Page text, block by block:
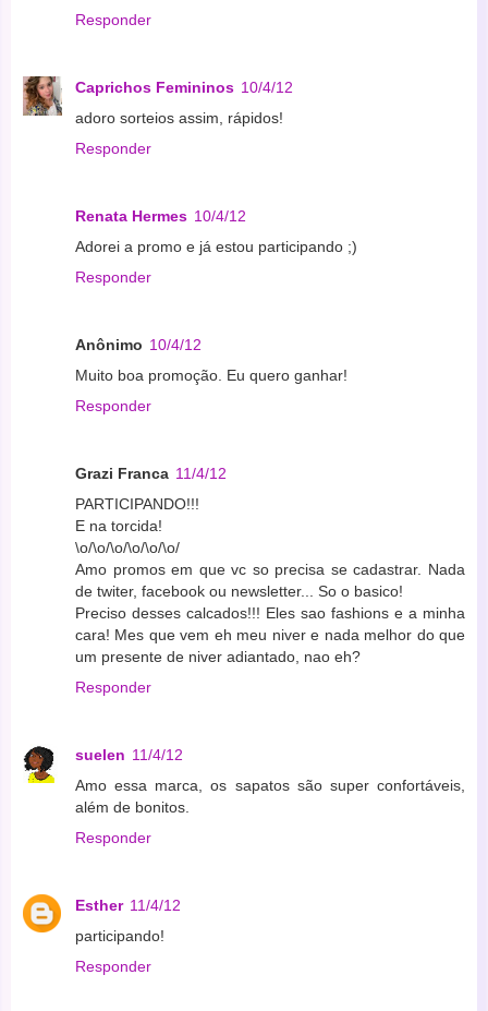
Responder
Caprichos Femininos 10/4/12
adoro sorteios assim, rápidos!
Responder
Renata Hermes 10/4/12
Adorei a promo e já estou participando ;)
Responder
Anônimo 10/4/12
Muito boa promoção. Eu quero ganhar!
Responder
Grazi Franca 11/4/12
PARTICIPANDO!!!
E na torcida!
\o/\o/\o/\o/\o/\o/
Amo promos em que vc so precisa se cadastrar. Nada
de twiter, facebook ou newsletter... So o basico!
Preciso desses calcados!!! Eles sao fashions e a minha
cara! Mes que vem eh meu niver e nada melhor do que
um presente de niver adiantado, nao eh?
Responder
suelen 11/4/12
Amo essa marca, os sapatos são super confortáveis,
além de bonitos.
Responder
Esther 11/4/12
participando!
Responder